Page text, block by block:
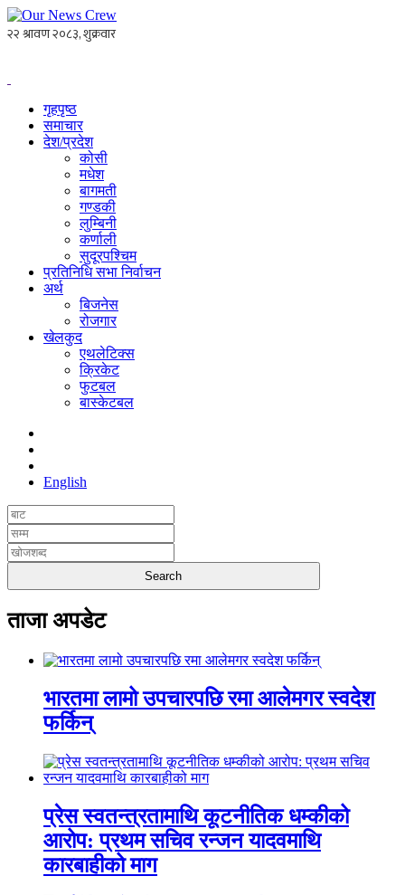
गृहपृष्ठ
समाचार
देश/प्रदेश
कोसी
मधेश
बागमती
गण्डकी
लुम्बिनी
कर्णाली
सुदूरपश्चिम
प्रतिनिधि सभा निर्वाचन
अर्थ
बिजनेस
रोजगार
खेलकुद
एथलेटिक्स
क्रिकेट
फुटबल
बास्केटबल
English
ताजा अपडेट
भारतमा लामो उपचारपछि रमा आलेमगर स्वदेश
फर्किन्
प्रेस स्वतन्त्रतामाथि कूटनीतिक धम्कीको
आरोप: प्रथम सचिव रन्जन यादवमाथि
कारबाहीको माग